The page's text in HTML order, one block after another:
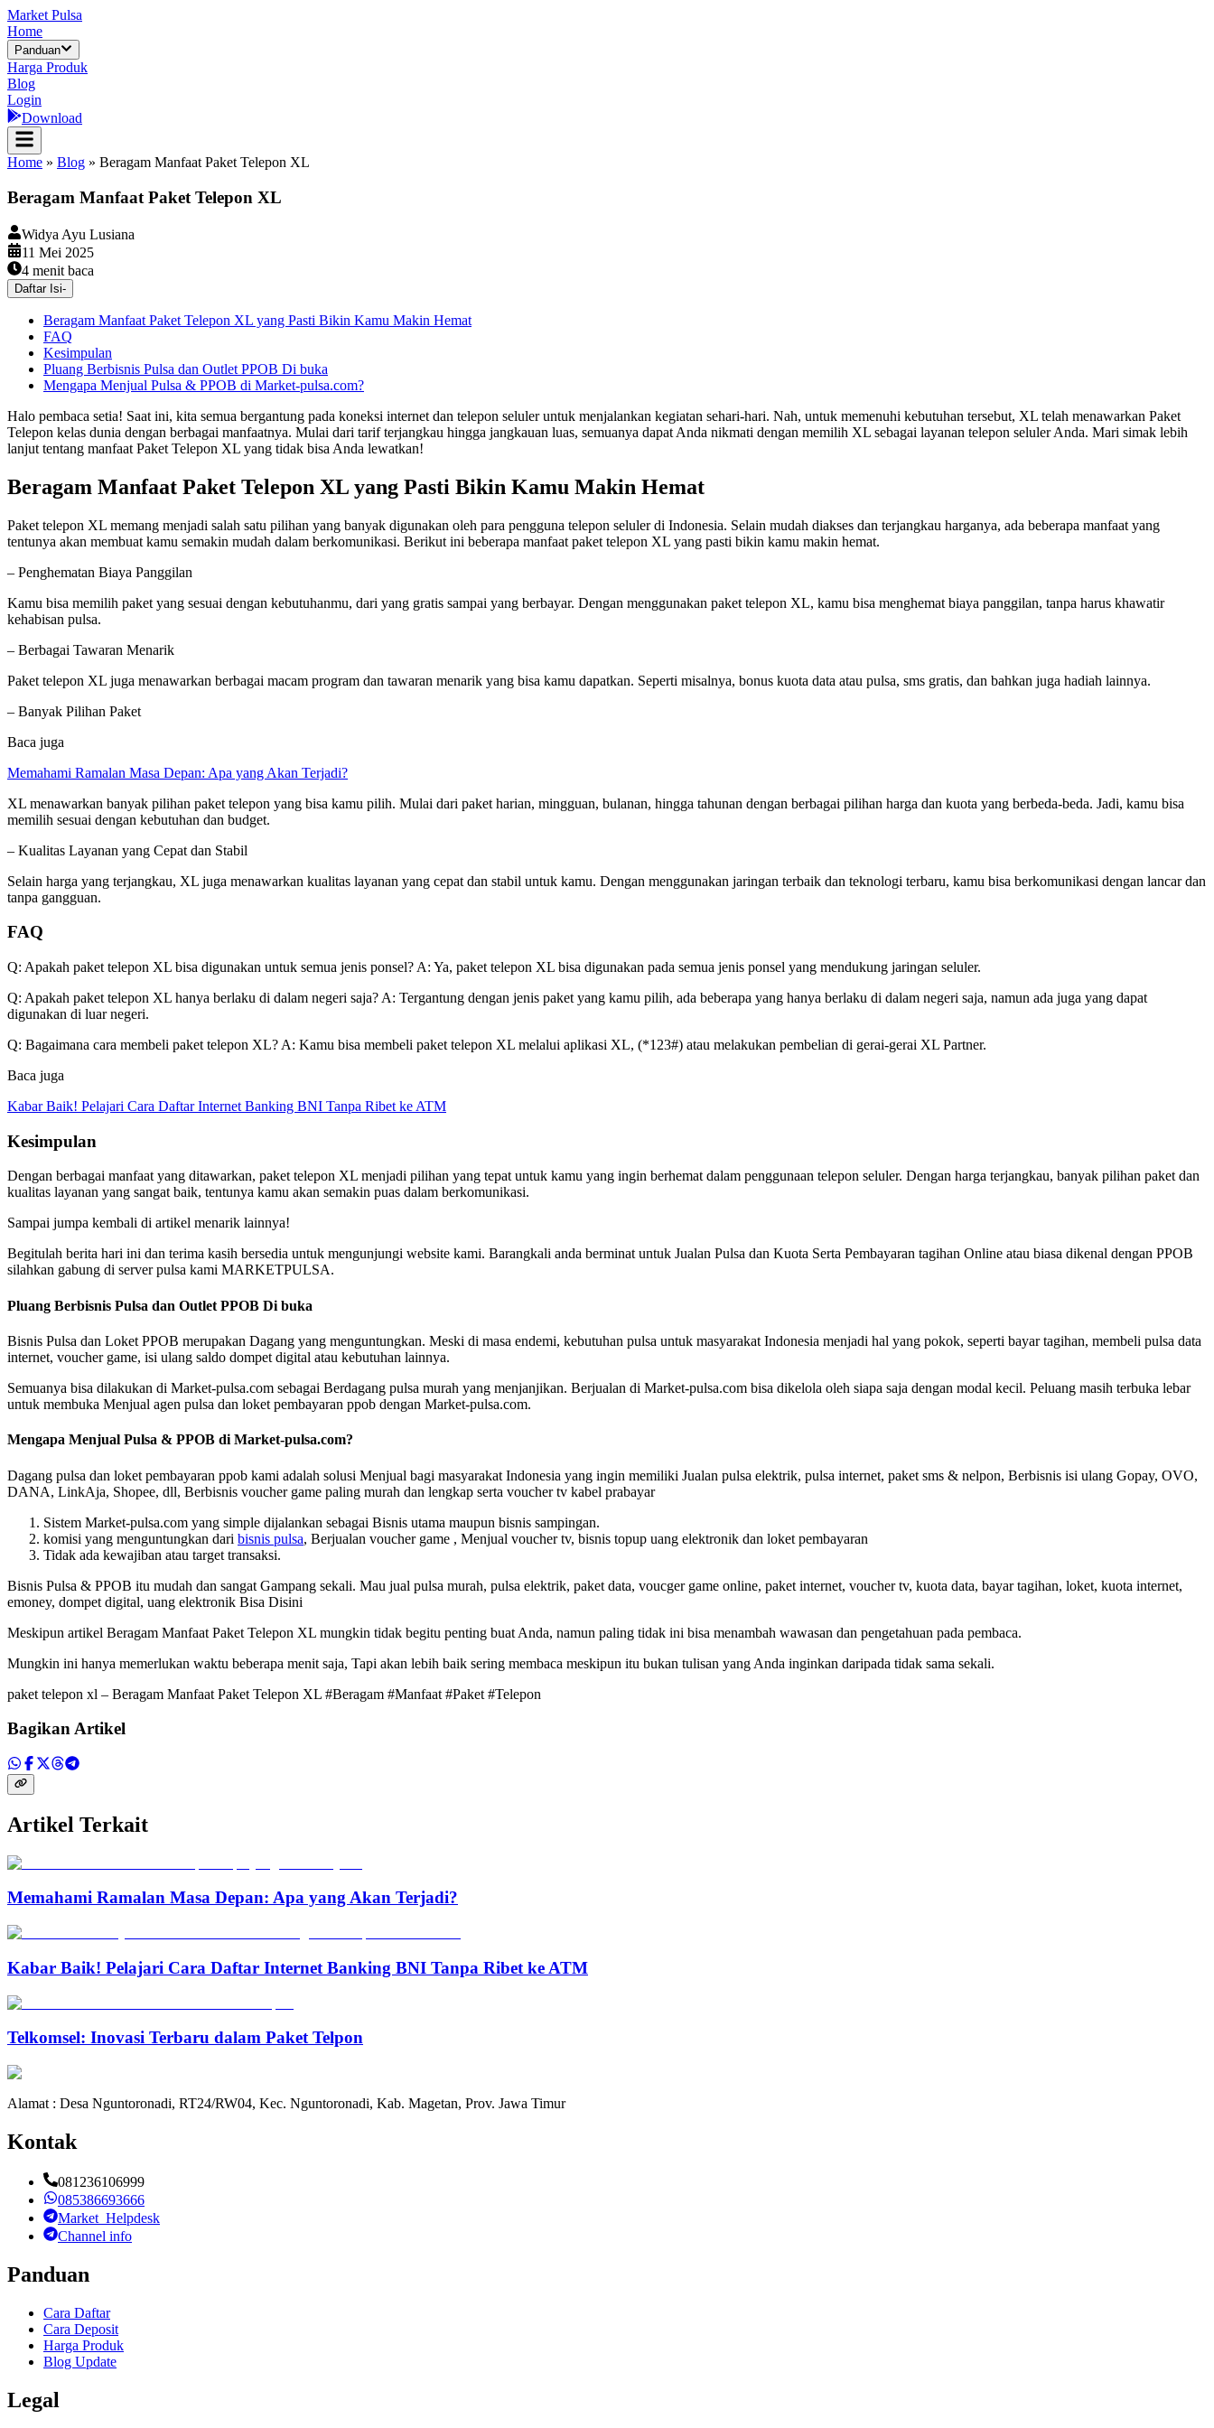
Market Pulsa
Home
Panduan
Harga Produk
Blog
Login
Download
Home » Blog » Beragam Manfaat Paket Telepon XL
Beragam Manfaat Paket Telepon XL
Widya Ayu Lusiana
11 Mei 2025
4 menit baca
Daftar Isi-
Beragam Manfaat Paket Telepon XL yang Pasti Bikin Kamu Makin Hemat
FAQ
Kesimpulan
Pluang Berbisnis Pulsa dan Outlet PPOB Di buka
Mengapa Menjual Pulsa & PPOB di Market-pulsa.com?
Halo pembaca setia! Saat ini, kita semua bergantung pada koneksi internet dan telepon seluler untuk menjalankan kegiatan sehari-hari. Nah, untuk memenuhi kebutuhan tersebut, XL telah menawarkan Paket
Telepon kelas dunia dengan berbagai manfaatnya. Mulai dari tarif terjangkau hingga jangkauan luas, semuanya dapat Anda nikmati dengan memilih XL sebagai layanan telepon seluler Anda. Mari simak lebih
lanjut tentang manfaat Paket Telepon XL yang tidak bisa Anda lewatkan!
Beragam Manfaat Paket Telepon XL yang Pasti Bikin Kamu Makin Hemat
Paket telepon XL memang menjadi salah satu pilihan yang banyak digunakan oleh para pengguna telepon seluler di Indonesia. Selain mudah diakses dan terjangkau harganya, ada beberapa manfaat yang
tentunya akan membuat kamu semakin mudah dalam berkomunikasi. Berikut ini beberapa manfaat paket telepon XL yang pasti bikin kamu makin hemat.
– Penghematan Biaya Panggilan
Kamu bisa memilih paket yang sesuai dengan kebutuhanmu, dari yang gratis sampai yang berbayar. Dengan menggunakan paket telepon XL, kamu bisa menghemat biaya panggilan, tanpa harus khawatir
kehabisan pulsa.
– Berbagai Tawaran Menarik
Paket telepon XL juga menawarkan berbagai macam program dan tawaran menarik yang bisa kamu dapatkan. Seperti misalnya, bonus kuota data atau pulsa, sms gratis, dan bahkan juga hadiah lainnya.
– Banyak Pilihan Paket
Baca juga
Memahami Ramalan Masa Depan: Apa yang Akan Terjadi?
XL menawarkan banyak pilihan paket telepon yang bisa kamu pilih. Mulai dari paket harian, mingguan, bulanan, hingga tahunan dengan berbagai pilihan harga dan kuota yang berbeda-beda. Jadi, kamu bisa
memilih sesuai dengan kebutuhan dan budget.
– Kualitas Layanan yang Cepat dan Stabil
Selain harga yang terjangkau, XL juga menawarkan kualitas layanan yang cepat dan stabil untuk kamu. Dengan menggunakan jaringan terbaik dan teknologi terbaru, kamu bisa berkomunikasi dengan lancar dan
tanpa gangguan.
FAQ
Q: Apakah paket telepon XL bisa digunakan untuk semua jenis ponsel? A: Ya, paket telepon XL bisa digunakan pada semua jenis ponsel yang mendukung jaringan seluler.
Q: Apakah paket telepon XL hanya berlaku di dalam negeri saja? A: Tergantung dengan jenis paket yang kamu pilih, ada beberapa yang hanya berlaku di dalam negeri saja, namun ada juga yang dapat
digunakan di luar negeri.
Q: Bagaimana cara membeli paket telepon XL? A: Kamu bisa membeli paket telepon XL melalui aplikasi XL, (*123#) atau melakukan pembelian di gerai-gerai XL Partner.
Baca juga
Kabar Baik! Pelajari Cara Daftar Internet Banking BNI Tanpa Ribet ke ATM
Kesimpulan
Dengan berbagai manfaat yang ditawarkan, paket telepon XL menjadi pilihan yang tepat untuk kamu yang ingin berhemat dalam penggunaan telepon seluler. Dengan harga terjangkau, banyak pilihan paket dan
kualitas layanan yang sangat baik, tentunya kamu akan semakin puas dalam berkomunikasi.
Sampai jumpa kembali di artikel menarik lainnya!
Begitulah berita hari ini dan terima kasih bersedia untuk mengunjungi website kami. Barangkali anda berminat untuk Jualan Pulsa dan Kuota Serta Pembayaran tagihan Online atau biasa dikenal dengan PPOB
silahkan gabung di server pulsa kami MARKETPULSA.
Pluang Berbisnis Pulsa dan Outlet PPOB Di buka
Bisnis Pulsa dan Loket PPOB merupakan Dagang yang menguntungkan. Meski di masa endemi, kebutuhan pulsa untuk masyarakat Indonesia menjadi hal yang pokok, seperti bayar tagihan, membeli pulsa data
internet, voucher game, isi ulang saldo dompet digital atau kebutuhan lainnya.
Semuanya bisa dilakukan di Market-pulsa.com sebagai Berdagang pulsa murah yang menjanjikan. Berjualan di Market-pulsa.com bisa dikelola oleh siapa saja dengan modal kecil. Peluang masih terbuka lebar
untuk membuka Menjual agen pulsa dan loket pembayaran ppob dengan Market-pulsa.com.
Mengapa Menjual Pulsa & PPOB di Market-pulsa.com?
Dagang pulsa dan loket pembayaran ppob kami adalah solusi Menjual bagi masyarakat Indonesia yang ingin memiliki Jualan pulsa elektrik, pulsa internet, paket sms & nelpon, Berbisnis isi ulang Gopay, OVO,
DANA, LinkAja, Shopee, dll, Berbisnis voucher game paling murah dan lengkap serta voucher tv kabel prabayar
Sistem Market-pulsa.com yang simple dijalankan sebagai Bisnis utama maupun bisnis sampingan.
komisi yang menguntungkan dari bisnis pulsa, Berjualan voucher game , Menjual voucher tv, bisnis topup uang elektronik dan loket pembayaran
Tidak ada kewajiban atau target transaksi.
Bisnis Pulsa & PPOB itu mudah dan sangat Gampang sekali. Mau jual pulsa murah, pulsa elektrik, paket data, voucger game online, paket internet, voucher tv, kuota data, bayar tagihan, loket, kuota internet,
emoney, dompet digital, uang elektronik Bisa Disini
Meskipun artikel Beragam Manfaat Paket Telepon XL mungkin tidak begitu penting buat Anda, namun paling tidak ini bisa menambah wawasan dan pengetahuan pada pembaca.
Mungkin ini hanya memerlukan waktu beberapa menit saja, Tapi akan lebih baik sering membaca meskipun itu bukan tulisan yang Anda inginkan daripada tidak sama sekali.
paket telepon xl – Beragam Manfaat Paket Telepon XL #Beragam #Manfaat #Paket #Telepon
Bagikan Artikel
Artikel Terkait
Memahami Ramalan Masa Depan: Apa yang Akan Terjadi?
Kabar Baik! Pelajari Cara Daftar Internet Banking BNI Tanpa Ribet ke ATM
Telkomsel: Inovasi Terbaru dalam Paket Telpon
Alamat : Desa Nguntoronadi, RT24/RW04, Kec. Nguntoronadi, Kab. Magetan, Prov. Jawa Timur
Kontak
081236106999
085386693666
Market_Helpdesk
Channel info
Panduan
Cara Daftar
Cara Deposit
Harga Produk
Blog Update
Legal